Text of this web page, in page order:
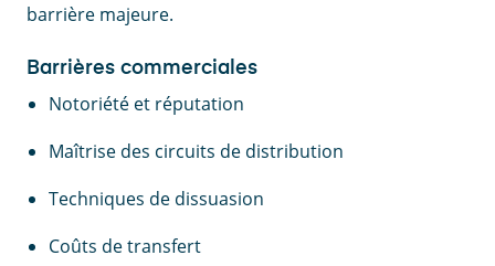
barrière majeure.
Barrières commerciales
Notoriété et réputation
Maîtrise des circuits de distribution
Techniques de dissuasion
Coûts de transfert